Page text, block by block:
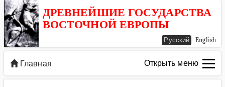
ДРЕВНЕЙШИЕ ГОСУДАРСТВА
ВОСТОЧНОЙ ЕВРОПЫ
Русский English
Главная Открыть меню